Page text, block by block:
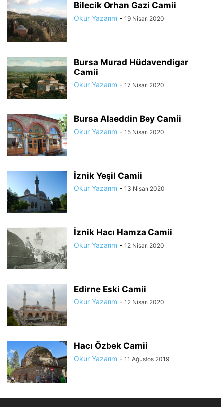
Bilecik Orhan Gazi Camii
Okur Yazarım - 19 Nisan 2020
Bursa Murad Hüdavendigar
Camii
Okur Yazarım - 17 Nisan 2020
Bursa Alaeddin Bey Camii
Okur Yazarım - 15 Nisan 2020
İznik Yeşil Camii
Okur Yazarım - 13 Nisan 2020
İznik Hacı Hamza Camii
Okur Yazarım - 12 Nisan 2020
Edirne Eski Camii
Okur Yazarım - 12 Nisan 2020
Hacı Özbek Camii
Okur Yazarım - 11 Ağustos 2019